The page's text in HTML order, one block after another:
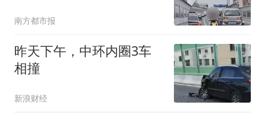
南方都市报
昨天下午，中环内圈3车
相撞
新浪财经